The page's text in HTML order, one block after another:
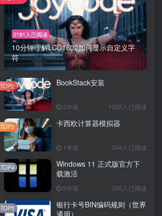
2181人已阅读
10分钟理解LCD1602如何显示自定义字
符
BookStack安装
2年前 1025人已阅读
TOP2
卡西欧计算器模拟器
1年前 349人已阅读
TOP3
Windows 11 正式版官方下
载激活
5年前 345人已阅读
TOP4
银行卡号BIN编码规则（世界
TOP5